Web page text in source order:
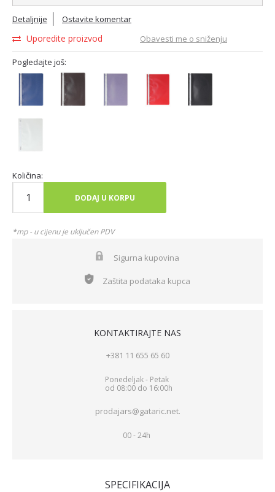
Detaljnije Ostavite komentar
Uporedite proizvod Obavesti me o sniženju
Pogledajte još:
Količina:
DODAJ U KORPU
*mp - u cijenu je uključen PDV
Sigurna kupovina
Zaštita podataka kupca
KONTAKTIRAJTE NAS
+381 11 655 65 60
Ponedeljak - Petak
od 08:00 do 16:00h
prodajars@gataric.net.
00 - 24h
SPECIFIKACIJA